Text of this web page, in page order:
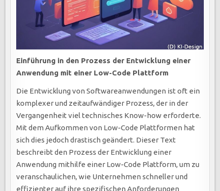
Einführung in den Prozess der Entwicklung einer
Anwendung mit einer Low-Code Plattform
Die Entwicklung von Softwareanwendungen ist oft ein
komplexer und zeitaufwändiger Prozess, der in der
Vergangenheit viel technisches Know-how erforderte.
Mit dem Aufkommen von Low-Code Plattformen hat
sich dies jedoch drastisch geändert. Dieser Text
beschreibt den Prozess der Entwicklung einer
Anwendung mithilfe einer Low-Code Plattform, um zu
veranschaulichen, wie Unternehmen schneller und
effizienter auf ihre spezifischen Anforderungen